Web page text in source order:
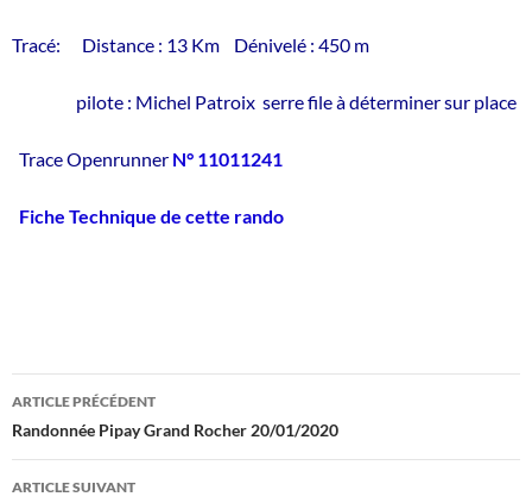
Tracé: Distance : 13 Km Dénivelé : 450 m
pilote : Michel Patroix serre file à déterminer sur place
Trace Openrunner N° 11011241
Fiche Technique de cette rando
Navigation
des
articles
ARTICLE PRÉCÉDENT
Randonnée Pipay Grand Rocher 20/01/2020
ARTICLE SUIVANT